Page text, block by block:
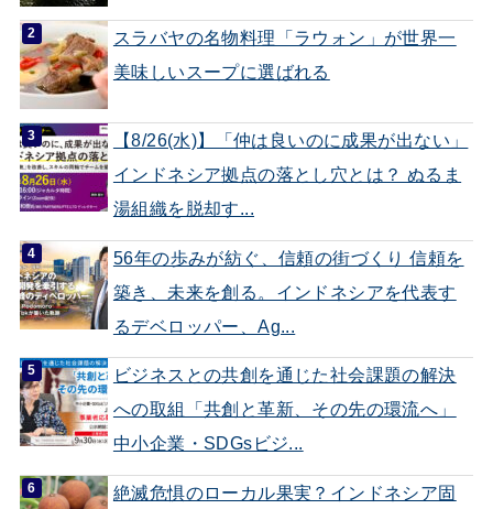
スラバヤの名物料理「ラウォン」が世界一
美味しいスープに選ばれる
【8/26(水)】「仲は良いのに成果が出ない」
インドネシア拠点の落とし穴とは？ ぬるま
湯組織を脱却す...
56年の歩みが紡ぐ、信頼の街づくり 信頼を
築き、未来を創る。インドネシアを代表す
るデベロッパー、Ag...
ビジネスとの共創を通じた社会課題の解決
への取組「共創と革新、その先の環流へ」
中小企業・SDGsビジ...
絶滅危惧のローカル果実？インドネシア固